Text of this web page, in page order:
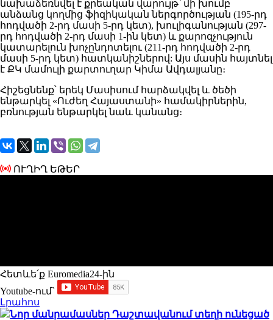
նախաձեռնվել է քրեական վարույթ՝ մի խումբ
անձանց կողմից ֆիզիկական ներգործության (195-րդ
հոդվածի 2-րդ մասի 5-րդ կետ), խուլիգանության (297-
րդ հոդվածի 2-րդ մասի 1-ին կետ) և քարոզչություն
կատարելուն խոչընդոտելու (211-րդ հոդվածի 2-րդ
մասի 5-րդ կետ) հատկանիշներով: Այս մասին հայտնել
է ՔԿ մամուլի քարտուղար Կիմա Ավդալյանը։
Հիշեցնենք՝ երեկ Մասիսում հարձակվել և ծեծի
ենթարկել «Ուժեղ Հայաստանի» համակիրներին,
բռնության ենթարկել նաև կանանց։
ՈՒՂԻՂ ԵԹԵՐ
Հետևե՛ք Euromedia24-ին
Youtube-ում`
Լրահոս
Նոր մանրամասներ Դաշտավանում տեղի ունեցած